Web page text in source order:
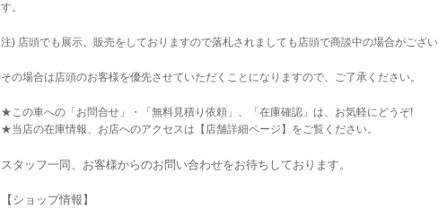
す。
注) 店頭でも展示、販売をしておりますので落札されましても店頭で商談中の場合がござい
その場合は店頭のお客様を優先させていただくことになりますので、ご了承ください。
★この車への「お問合せ」・「無料見積り依頼」、「在庫確認」は、お気軽にどうぞ!
★当店の在庫情報、お店へのアクセスは【店舗詳細ページ】をご覧ください。
スタッフ一同、お客様からのお問い合わせをお待ちしております。
【ショップ情報】